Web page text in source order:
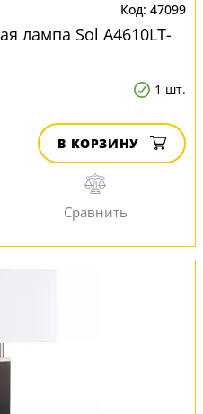
47099
лампа Sol A4610LT-
1 шт.
В КОРЗИНУ